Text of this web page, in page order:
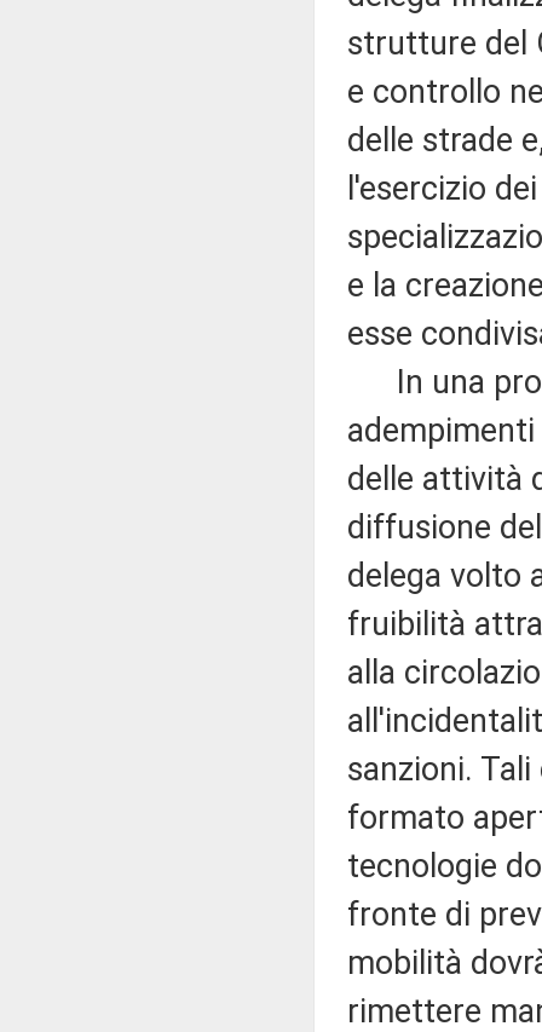
strutture del
e controllo
delle strade
l'esercizio
e la
esse
In una
delle attività
diffusione
delega volto
fruibilità
alla
sanzioni.
formato
tecnologie
fronte di
mobilità
rimettere